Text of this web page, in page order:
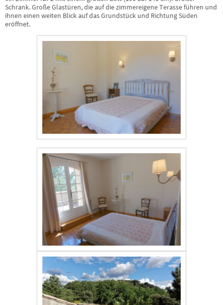
Schrank. Große Glastüren, die auf die zimmereigene Terasse führen und
ihnen einen weiten Blick auf das Grundstück und Richtung Süden
eröffnet.